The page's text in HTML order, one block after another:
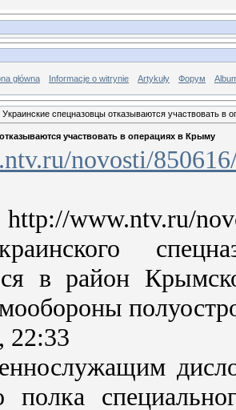
główna Informacje o witrynie Artykuły Форум
Украинские спецназовцы отказываются участвовать в
участвовать в операциях в Крыму
novosti/
http://www.ntv.ru/
в район
22:33
полка